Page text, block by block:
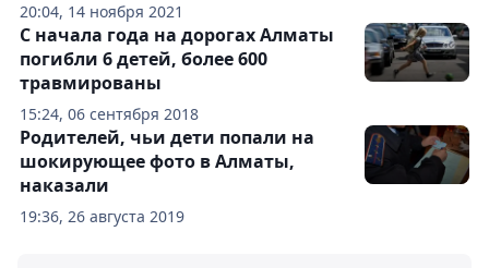
20:04, 14 ноября 2021
15:24, 06 сентября 2018
С начала года на дорогах Алматы
погибли 6 детей, более 600
травмированы
19:36, 26 августа 2019
Родителей, чьи дети попали на
шокирующее фото в Алматы,
наказали